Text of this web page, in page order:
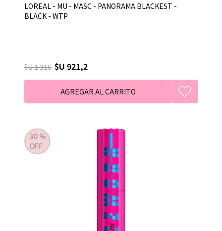
LOREAL - MU - MASC - PANORAMA BLACKEST -
BLACK - WTP
$U 1.316 $U 921,2